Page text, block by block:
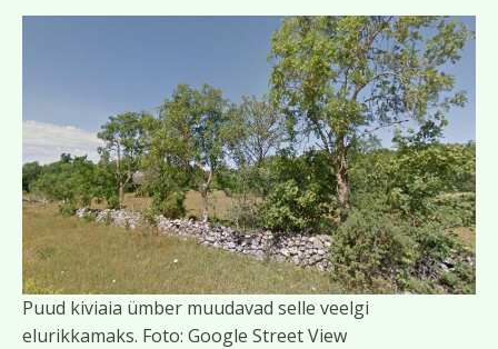
Puud kiviaia ümber muudavad selle veelgi
elurikkamaks. Foto: Google Street View